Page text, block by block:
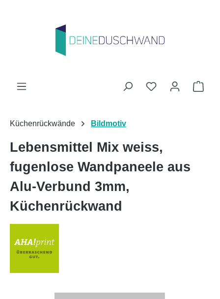
Du hast 0
Küchenrückwände Bildmotiv
Lebensmittel Mix weiss,
fugenlose Wandpaneele aus
Alu-Verbund 3mm,
Küchenrückwand